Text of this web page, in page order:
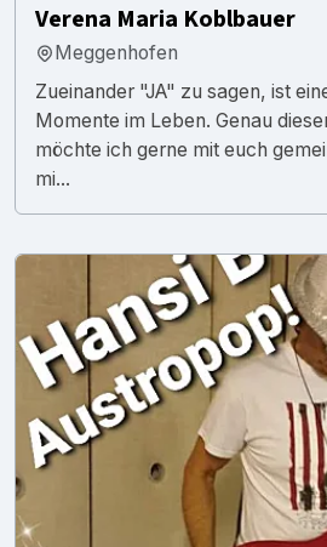
Verena Maria Koblbauer
Meggenhofen
Zueinander "JA" zu sagen, ist
Momente im Leben. Genau
möchte ich gerne mit euch
mi...